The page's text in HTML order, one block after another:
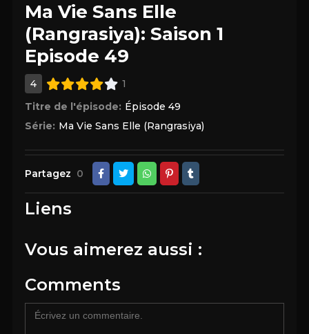
Ma Vie Sans Elle
(Rangrasiya): Saison 1
Episode 49
4
1
Titre de l'épisode: Épisode 49
Série: Ma Vie Sans Elle (Rangrasiya)
Partagez 0
Liens
Vous aimerez aussi :
Comments